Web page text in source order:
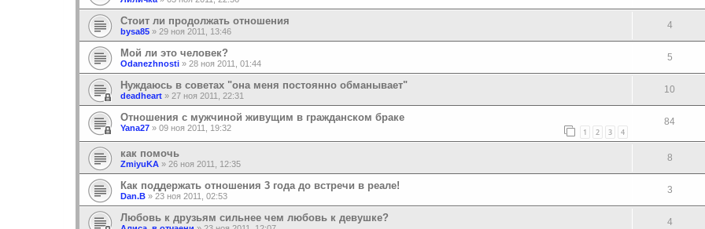
Стоит ли продолжать отношения
bysa85 » 29 ноя 2011, 13:46
4
Мой ли это человек?
Odanezhnosti » 28 ноя 2011, 01:44
5
Нуждаюсь в советах "она меня постоянно обманывает"
deadheart » 27 ноя 2011, 22:31
10
Отношения с мужчиной живущим в гражданском браке
Yana27 » 09 ноя 2011, 19:32 1 2 3 4
84
как помочь
ZmiyuKA » 26 ноя 2011, 12:35
8
Как поддержать отношения 3 года до встречи в реале!
Dan.B » 23 ноя 2011, 02:53
3
Любовь к друзьям сильнее чем любовь к девушке? 4